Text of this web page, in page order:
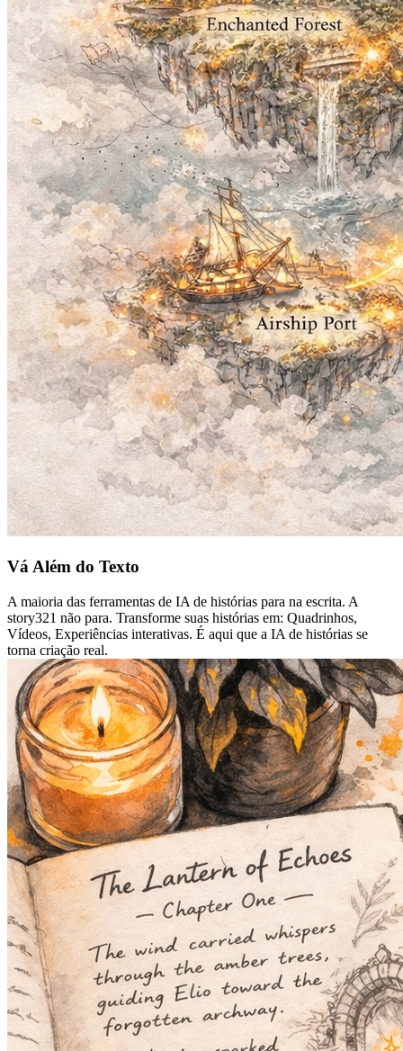
Vá Além do Texto
A maioria das ferramentas de IA de histórias para na escrita. A
story321 não para. Transforme suas histórias em: Quadrinhos,
Vídeos, Experiências interativas. É aqui que a IA de histórias se
torna criação real.